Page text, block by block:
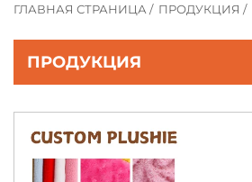
ГЛАВНАЯ СТРАНИЦА / ПРОДУКЦИЯ /
ПРОДУКЦИЯ